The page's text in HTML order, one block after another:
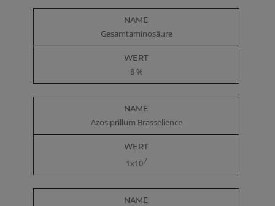
Gesamtaminosäure
8 %
Azosiprillum Brasselience
1x107